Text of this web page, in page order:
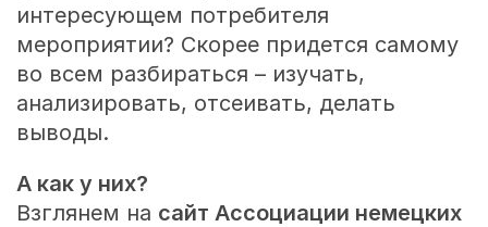
интересующем потребителя
мероприятии? Скорее придется самому
во всем разбираться – изучать,
анализировать, отсеивать, делать
выводы.
А как у них?
Взглянем на сайт Ассоциации немецких